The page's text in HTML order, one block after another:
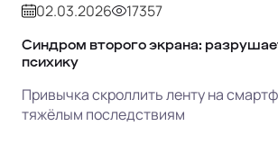
02.03.2026 17357
Синдром второго экрана:
психику
Привычка скроллить ленту на
тяжёлым последствиям